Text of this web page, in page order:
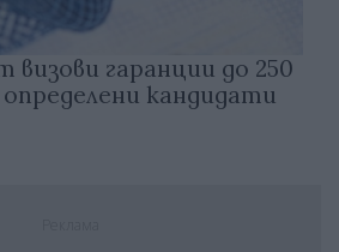
гаранции до 250
определени кандидати